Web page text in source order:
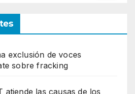
exclusión de voces
sobre fracking
atiende las causas de los